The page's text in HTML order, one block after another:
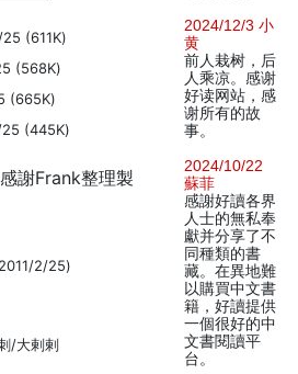
(611K)
(568K)
(665K)
(445K)
謝Frank整理製
2/25)
/大剌剌
2024/12/3 小
黄
前人栽树，后
人乘凉。感谢
好读网站，感
谢所有的故
事。
2024/10/22
蘇菲
感謝好讀各界
人士的無私奉
獻并分享了不
同種類的書
藏。在異地難
以購買中文書
籍，好讀提供
一個很好的中
文書閱讀平
台。